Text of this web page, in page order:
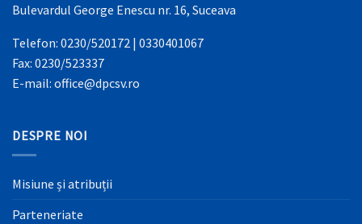
Bulevardul George Enescu nr. 16, Suceava
Telefon: 0230/520172 | 0330401067
Fax: 0230/523337
E-mail: office@dpcsv.ro
DESPRE NOI
Misiune și atribuții
Parteneriate